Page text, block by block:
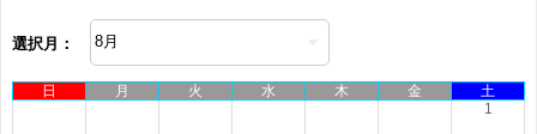
選択月：
日 月 火 水 木 金
土
1